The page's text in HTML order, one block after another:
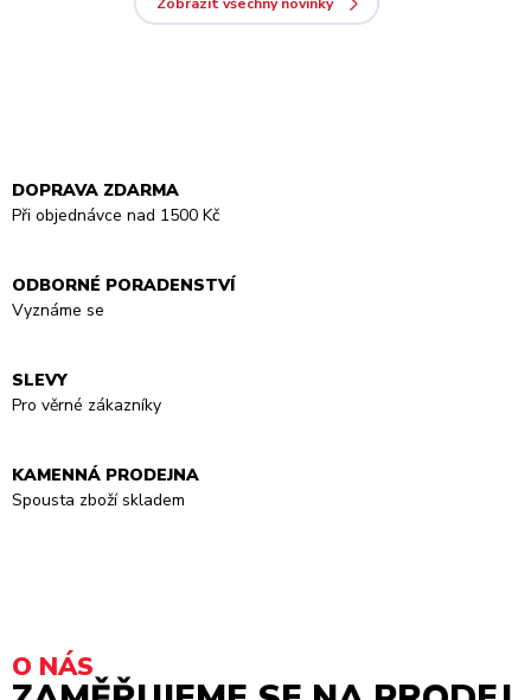
DOPRAVA ZDARMA
Při objednávce nad 1500 Kč
ODBORNÉ PORADENSTVÍ
Vyznáme se
SLEVY
Pro věrné zákazníky
KAMENNÁ PRODEJNA
Spousta zboží skladem
O NÁS